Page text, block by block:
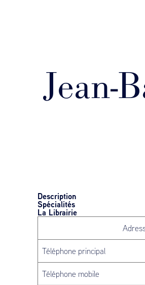
Jean-
Description
Spécialités
La Librairie
Téléphone principal
Téléphone mobile